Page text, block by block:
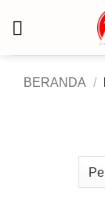
BERANDA /